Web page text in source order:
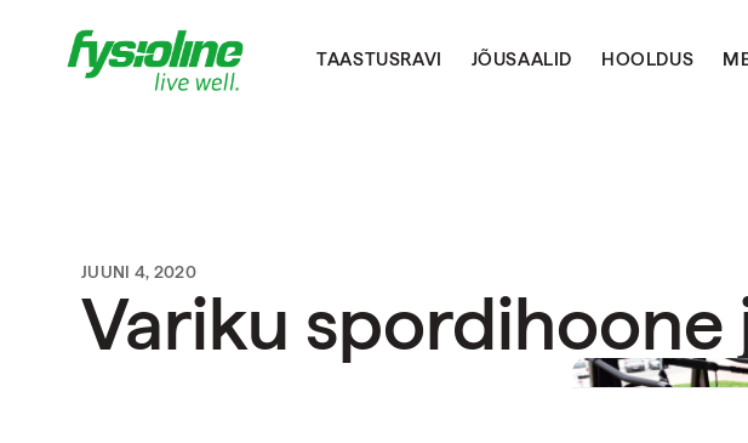
TAASTUSRAVI JÕUSAALID HOOLDUS
JUUNI 4, 2020
Variku spordihoone